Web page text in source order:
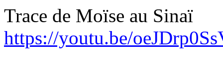
Trace de Moïse au Sinaï
https://youtu.be/